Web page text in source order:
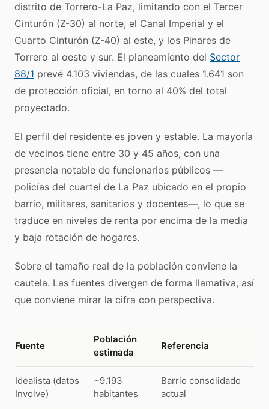
distrito de Torrero-La Paz, limitando con el Tercer
Cinturón (Z-30) al norte, el Canal Imperial y el
Cuarto Cinturón (Z-40) al este, y los Pinares de
Torrero al oeste y sur. El planeamiento del Sector
88/1 prevé 4.103 viviendas, de las cuales 1.641 son
de protección oficial, en torno al 40% del total
proyectado.
El perfil del residente es joven y estable. La mayoría
de vecinos tiene entre 30 y 45 años, con una
presencia notable de funcionarios públicos —
policías del cuartel de La Paz ubicado en el propio
barrio, militares, sanitarios y docentes—, lo que se
traduce en niveles de renta por encima de la media
y baja rotación de hogares.
Sobre el tamaño real de la población conviene la
cautela. Las fuentes divergen de forma llamativa, así
que conviene mirar la cifra con perspectiva.
Fuente
Población
estimada
Referencia
Idealista (datos
Involve)
~9.193
habitantes
Barrio consolidado
actual